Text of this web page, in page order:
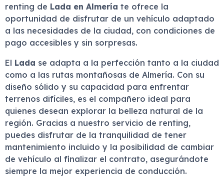
renting de Lada en Almería te ofrece la
oportunidad de disfrutar de un vehículo adaptado
a las necesidades de la ciudad, con condiciones de
pago accesibles y sin sorpresas.
El Lada se adapta a la perfección tanto a la ciudad
como a las rutas montañosas de Almería. Con su
diseño sólido y su capacidad para enfrentar
terrenos difíciles, es el compañero ideal para
quienes desean explorar la belleza natural de la
región. Gracias a nuestro servicio de renting,
puedes disfrutar de la tranquilidad de tener
mantenimiento incluido y la posibilidad de cambiar
de vehículo al finalizar el contrato, asegurándote
siempre la mejor experiencia de conducción.